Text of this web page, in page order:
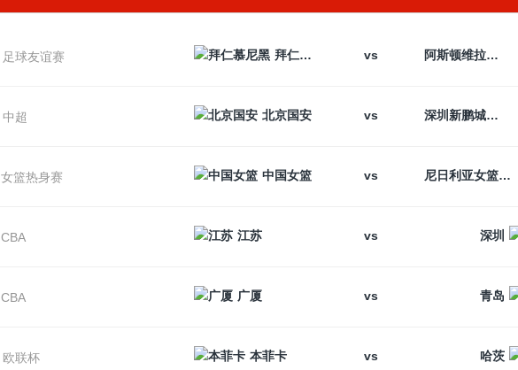
足球友谊赛 拜仁慕尼黑 vs 阿斯顿维拉
中超 北京国安 vs 深圳新鹏城
女篮热身赛 中国女篮 vs 尼日利亚女篮
CBA 江苏 vs 深圳
CBA 广厦 vs 青岛
欧联杯 本菲卡 vs 哈茨